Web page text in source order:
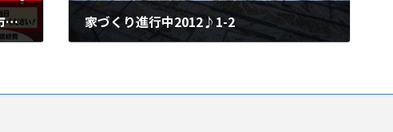
新築完成見学会を開催します。（大仙市高関上郷） 家づくり進行中2012♪1-2